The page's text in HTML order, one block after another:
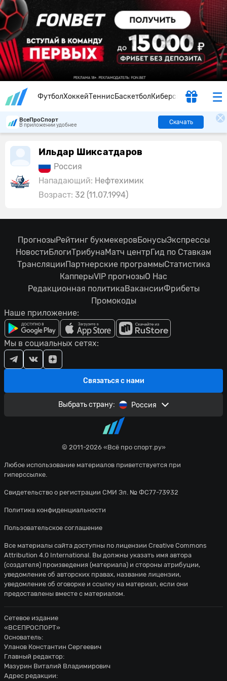
ФутболХоккейТеннисБаскетболКиберспорт
ВсеПроСпорт
В приложении удобнее Скачать
Ильдар Шиксатдаров
Россия
Нападающий: Нефтехимик
Возраст: 32 (11.07.1994)
© 2011-2026 «Всё про спорт.ру»
Любое использование материалов приветствуется при
гиперссылке.
Свидетельство о регистрации СМИ Эл. № ФС77-73932
Политика конфиденциальности
Пользовательское соглашение
ПрогнозыРейтинг букмекеровБонусыЭкспрессы
НовостиБлогиТрибунаМатч центрГид по Ставкам
ТрансляцииПартнерские программыСтатистика
КапперыVIP прогнозыО Нас
Редакционная политикаВакансииФрибеты
Промокоды
Наше приложение:
Связаться с нами
Мы в социальных сетях:
Выбрать страну: Россия
Все материалы сайта доступны по лицензии Creative Commons
Attribution 4.0 International. Вы должны указать имя автора
(создателя) произведения (материала) и стороны атрибуции,
уведомление об авторских правах, название лицензии,
уведомление об оговорке и ссылку на материал, если они
предоставлены вместе с материалом.
Сетевое издание
«ВСЕПРОСПОРТ»
Основатель:
Уланов Константин Сергеевич
Главный редактор:
Мазурин Виталий Владимирович
Адрес редакции: